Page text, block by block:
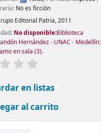
No es ficción
Editorial Patria,2011
No disponible:Biblioteca
Hernández - UNAC - Medellín:
en sala (3).
en listas
al carrito